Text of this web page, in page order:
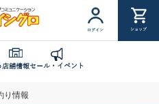
ログイン ショップ
店舗情報セール・イベント
り情報